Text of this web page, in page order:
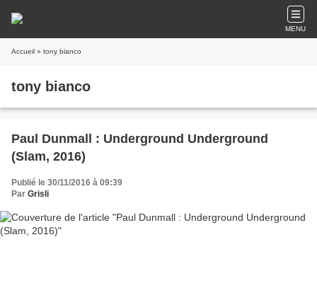
MENU
Accueil » tony bianco
tony bianco
Paul Dunmall : Underground Underground
(Slam, 2016)
Publié le 30/11/2016 à 09:39
Par Grisli